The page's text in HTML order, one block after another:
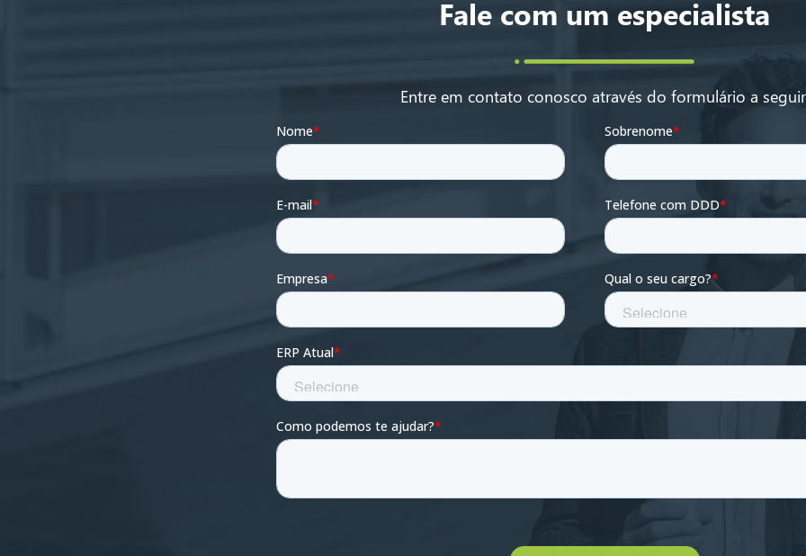
Fale com um especialista
Entre em contato conosco através do formulário a